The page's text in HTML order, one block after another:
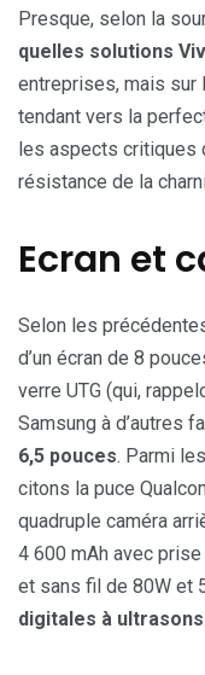
Presque, selon la
quelles solutions
entreprises, mais sur
tendant vers la
les aspects critiques
résistance de la
Ecran et
Selon les
d’un écran de 8
verre UTG (qui,
Samsung à d’autres
6,5 pouces. Parmi
citons la puce
quadruple caméra
4 600 mAh avec
et sans fil de 80W et
digitales à ultrasons.